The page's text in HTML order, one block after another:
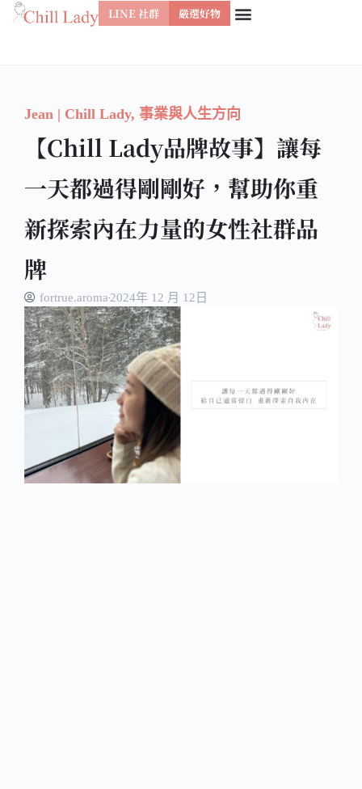
跳
LINE 社群 嚴選好物
Jean | Chill Lady, 事業與人生方向
【Chill Lady品牌故事】讓每
一天都過得剛剛好，幫助你重
新探索內在力量的女性社群品
牌
fortrue.aroma 2024年 12 月 12日